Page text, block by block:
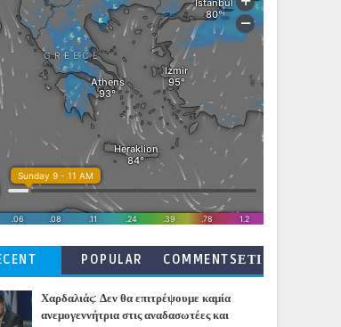
POPULAR
COMMENTSΕΤΙ
Χαρδαλιάς: Δεν θα επιτρέψουμε καμία
ανεμογεννήτρια στις αναδασωτέες και